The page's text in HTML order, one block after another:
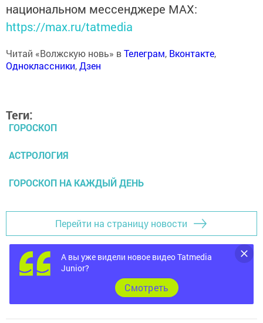
национальном мессенджере MАХ:
https://max.ru/tatmedia
Читай «Волжскую новь» вТелеграм, Вконтакте,
Одноклассники,Дзен
Теги:
ГОРОСКОП
АСТРОЛОГИЯ
ГОРОСКОП НА КАЖДЫЙ ДЕНЬ
Перейти на страницу новости
А вы уже видели новое видео Tatmedia
Junior?
Cмотреть